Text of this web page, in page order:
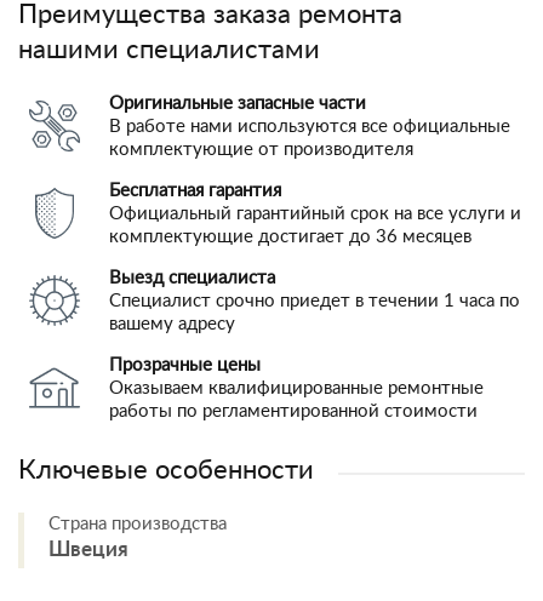
Преимущества заказа ремонта
нашими специалистами
Оригинальные запасные части
В работе нами используются все официальные
комплектующие от производителя
Бесплатная гарантия
Официальный гарантийный срок на все услуги и
комплектующие достигает до 36 месяцев
Выезд специалиста
Специалист срочно приедет в течении 1 часа по
вашему адресу
Прозрачные цены
Оказываем квалифицированные ремонтные
работы по регламентированной стоимости
Ключевые особенности
Страна производства
Швеция